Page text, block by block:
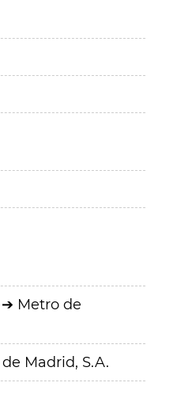
Metro de
Madrid, S.A.